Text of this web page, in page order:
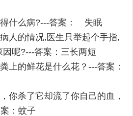
什么病?---答案： 失眠
人的情况,医生只举起个手指,
呢?---答案：三长两短
上的鲜花是什么花？---答案：
你杀了它却流了你自己的血，
：蚊子